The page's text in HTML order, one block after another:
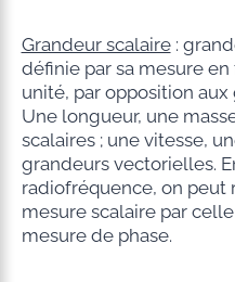
Grandeur scalaire:
définie par sa mesure
unité, par opposition
Une longueur, une
scalaires ; une vitesse,
grandeurs vectorielles.
radiofréquence, on peut
mesure scalaire par
mesure de phase.